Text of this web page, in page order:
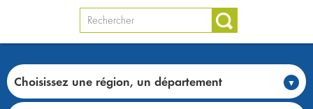
Choisissez une région, un département